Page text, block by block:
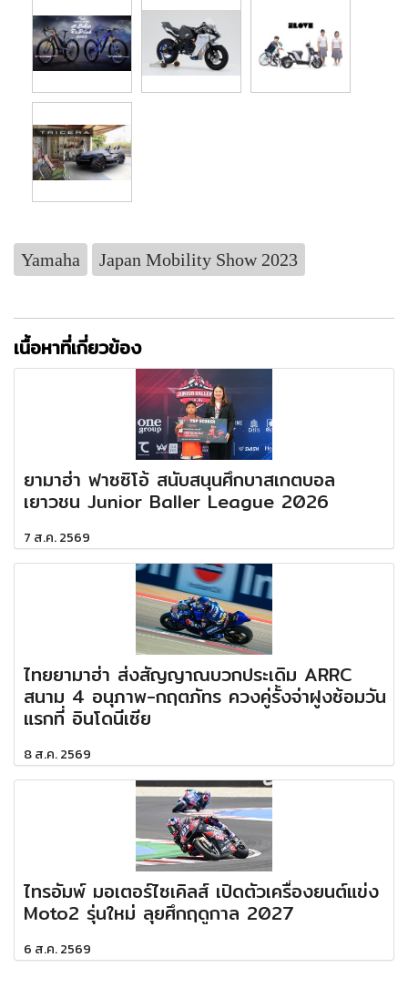
Yamaha Japan Mobility Show 2023
เนื้อหาที่เกี่ยวข้อง
ยามาฮ่า ฟาซซิโอ้ สนับสนุนศึกบาสเกตบอล
เยาวชน Junior Baller League 2026
7 ส.ค. 2569
ไทยยามาฮ่า ส่งสัญญาณบวกประเดิม ARRC
สนาม 4 อนุภาพ-กฤตภัทร ควงคู่รั้งจ่าฝูงซ้อมวัน
แรกที่ อินโดนีเซีย
8 ส.ค. 2569
ไทรอัมพ์ มอเตอร์ไซเคิลส์ เปิดตัวเครื่องยนต์แข่ง
Moto2 รุ่นใหม่ ลุยศึกฤดูกาล 2027
6 ส.ค. 2569